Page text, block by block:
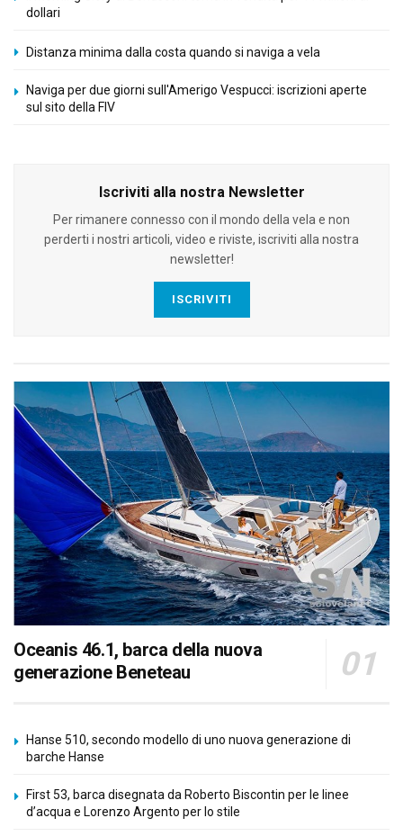
dollari
Distanza minima dalla costa quando si naviga a vela
Naviga per due giorni sull'Amerigo Vespucci: iscrizioni aperte
sul sito della FIV
Iscriviti alla nostra Newsletter
Per rimanere connesso con il mondo della vela e non
perderti i nostri articoli, video e riviste, iscriviti alla nostra
newsletter!
ISCRIVITI
Oceanis 46.1, barca della nuova
generazione Beneteau
Hanse 510, secondo modello di uno nuova generazione di
barche Hanse
First 53, barca disegnata da Roberto Biscontin per le linee
d’acqua e Lorenzo Argento per lo stile